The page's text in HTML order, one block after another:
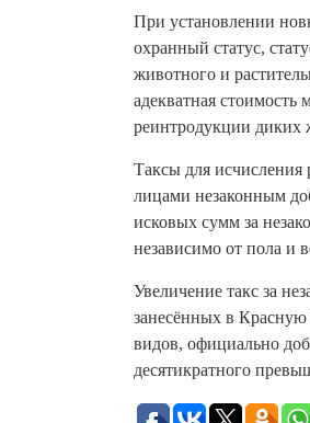
При установлении
охранный статус,
животного и
адекватная
реинтродукции
Таксы для
лицами незаконным
исковых сумм за
независимо от пола и
Увеличение такс за
занесённых в
видов, официально
десятикратного